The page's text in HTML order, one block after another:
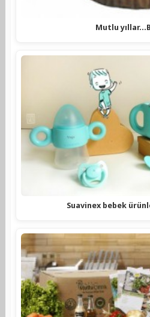
Mutlu
Suavinex bebek